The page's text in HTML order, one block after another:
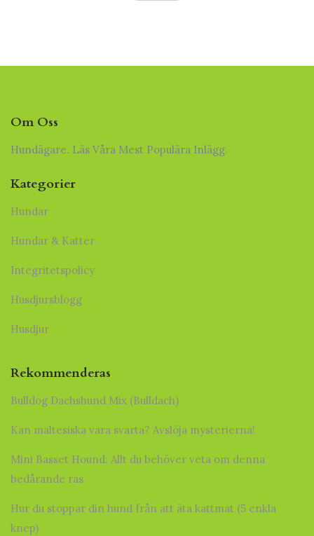
Om Oss
Hundägare. Läs Våra Mest Populära Inlägg.
Kategorier
Hundar
Hundar & Katter
Integritetspolicy
Husdjursblogg
Husdjur
Rekommenderas
Bulldog Dachshund Mix (Bulldach)
Kan maltesiska vara svarta? Avslöja mysterierna!
Mini Basset Hound: Allt du behöver veta om denna
bedårande ras
Hur du stoppar din hund från att äta kattmat (5 enkla
knep)